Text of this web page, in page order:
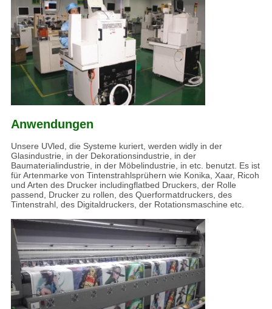
Anwendungen
Unsere UVled, die Systeme kuriert, werden widly in der
Glasindustrie, in der Dekorationsindustrie, in der
Baumaterialindustrie, in der Möbelindustrie, in etc. benutzt. Es ist
für Artenmarke von Tintenstrahlsprühern wie Konika, Xaar, Ricoh
und Arten des Drucker includingflatbed Druckers, der Rolle
passend, Drucker zu rollen, des Querformatdruckers, des
Tintenstrahl, des Digitaldruckers, der Rotationsmaschine etc.